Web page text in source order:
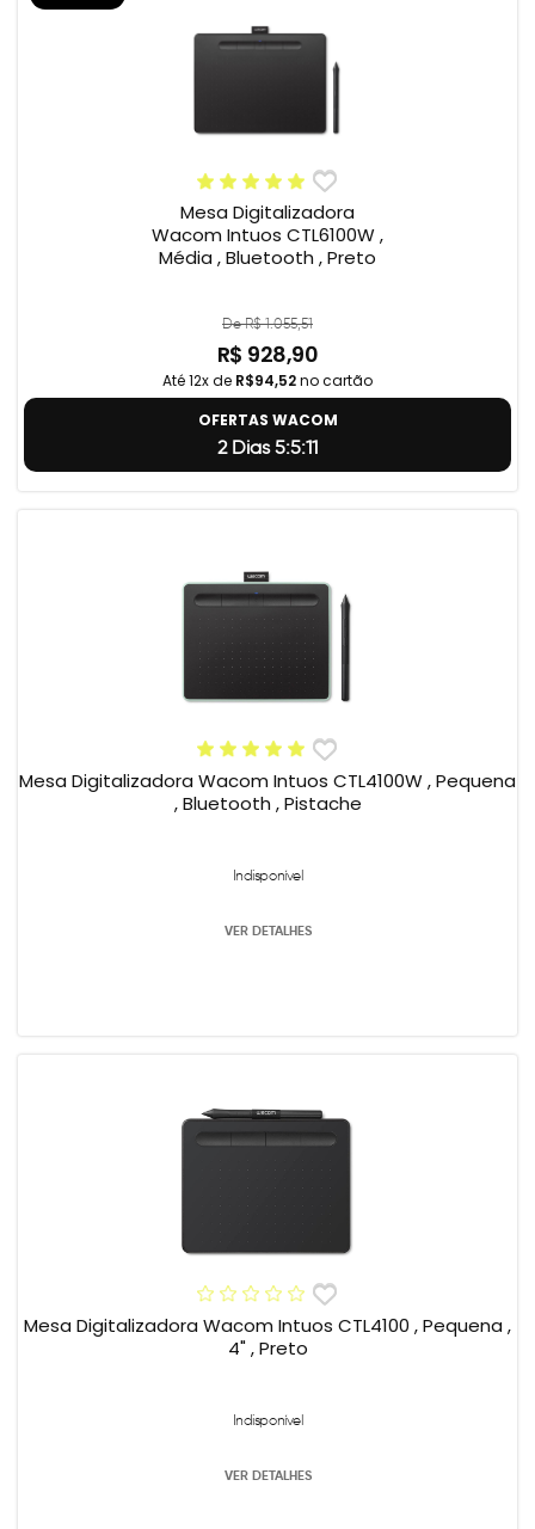
Mesa Digitalizadora
Wacom Intuos CTL6100W ,
Média , Bluetooth , Preto
De R$ 1.055,51
R$ 928,90
Até 12x de R$94,52no cartão
OFERTAS WACOM
2 Dias 5:5:11
Mesa Digitalizadora Wacom Intuos CTL4100W , Pequena
, Bluetooth , Pistache
Indisponível
VER DETALHES
Mesa Digitalizadora Wacom Intuos CTL4100 , Pequena ,
4" , Preto
Indisponível
VER DETALHES